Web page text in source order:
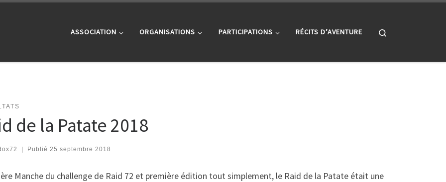
ASSOCIATION ORGANISATIONS PARTICIPATIONS RÉCITS D’AVENTURE
de la Patate 2018
| Publié 25 septembre 2018
Manche du challenge de Raid 72 et première édition tout simplement, le Raid de la Patate était une